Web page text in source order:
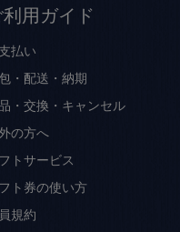
利用ガイド
払い
・配送・納期
・交換・キャンセル
の方へ
トサービス
ト券の使い方
規約